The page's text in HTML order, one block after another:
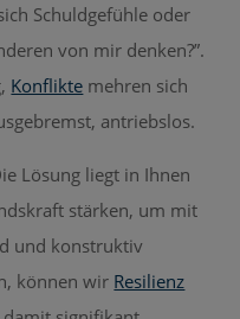
Schuldgefühle oder
von mir denken?”.
Konflikte mehren sich
antriebslos.
Lösung liegt in Ihnen
stärken, um mit
und konstruktiv
können wir Resilienz